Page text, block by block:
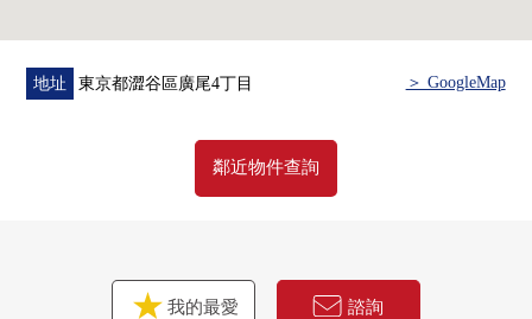
地址 東京都澀谷區廣尾4丁目 ＞ GoogleMap
鄰近物件查詢
我的最愛 諮詢